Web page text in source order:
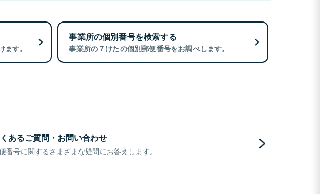
す。
事業所の個別番号を検索する
事業所の７けたの個別郵便番号をお調べします。
あるご質問・お問い合わせ
番号に関するさまざまな疑問にお答えします。